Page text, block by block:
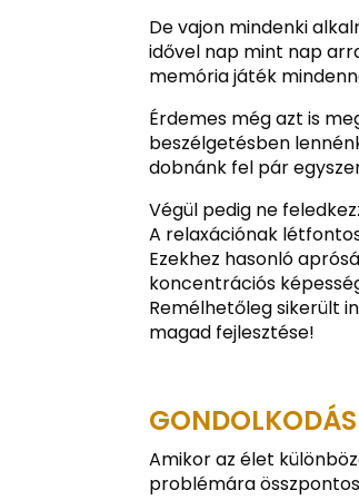
De vajon mindenki
idővel nap mint nap
memória játék
Érdemes még azt is
beszélgetésben
dobnánk fel pár
Végül pedig ne
A relaxációnak
Ezekhez hasonló
koncentrációs
Remélhetőleg sikerült
magad fejlesztése!
GONDOLKODÁS
Amikor az élet
problémára